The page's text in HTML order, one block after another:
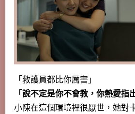
「救護員都比你厲害」
「說不定是你不會教，你熱愛指
小陳在這個環境裡很厭世，她對